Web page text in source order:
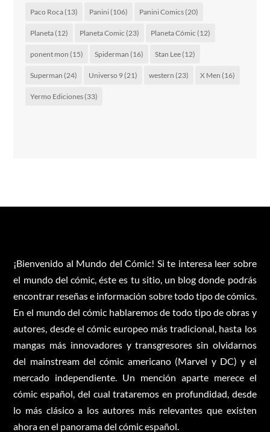
Paco Roca(13) Panini(106) Panini Comics(20)
Planeta(12) Planeta Comic (23) Planeta Cómic (12)
ponent mon (15) Spiderman (16) Stan Lee(12)
Superman (24) Universo 9(21) western (23) X Men (16)
Yermo Ediciones(33)
¡Bienvenido al Mundo del Cómic! Si te interesa leer sobre
el mundo del cómic, éste es tu sitio, un blog donde podrás
encontrar reseñas e información sobre todo tipo de cómics.
En el mundo del cómic hablaremos de todo tipo de obras y
autores, desde el cómic europeo más tradicional, hasta los
mangas más innovadores y transgresores sin olvidarnos
del mainstream del cómic americano (Marvel y DC) y el
mercado independiente. Un mención aparte merece el
cómic español, del cual trataremos en profundidad, desde
lo más clásico a los autores más relevantes que existen
ahora en el panorama del cómic español.